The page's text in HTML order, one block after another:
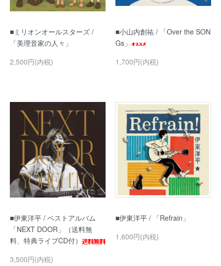
■ミリオンオールスターズ /
「美理音家の人々」
2,500円(内税)
■小山内創祐 / 「Over the SON
Gs」
1,700円(内税)
■伊東洋平 / ベストアルバム
「NEXT DOOR」（送料無
料、特典ライブCD付）
3,500円(内税)
■伊東洋平 / 「Refrain」
1,600円(内税)